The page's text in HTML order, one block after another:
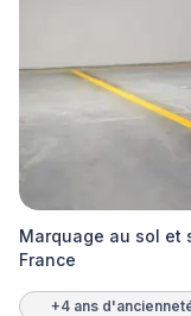
Marquage au sol et
France
+4 ans